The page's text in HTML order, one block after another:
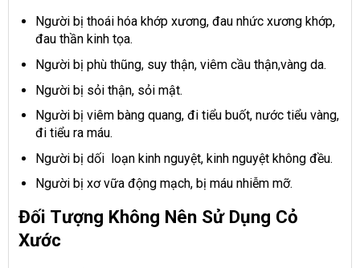
Người bị thoái hóa khớp xương, đau nhức xương khớp,
đau thần kinh tọa.
Người bị phù thũng, suy thận, viêm cầu thận,vàng da.
Người bị sỏi thận, sỏi mật.
Người bị viêm bàng quang, đi tiểu buốt, nước tiểu vàng,
đi tiểu ra máu.
Người bị dối loạn kinh nguyệt, kinh nguyệt không đều.
Người bị xơ vữa động mạch, bị máu nhiễm mỡ.
Đối Tượng Không Nên Sử Dụng Cỏ
Xước